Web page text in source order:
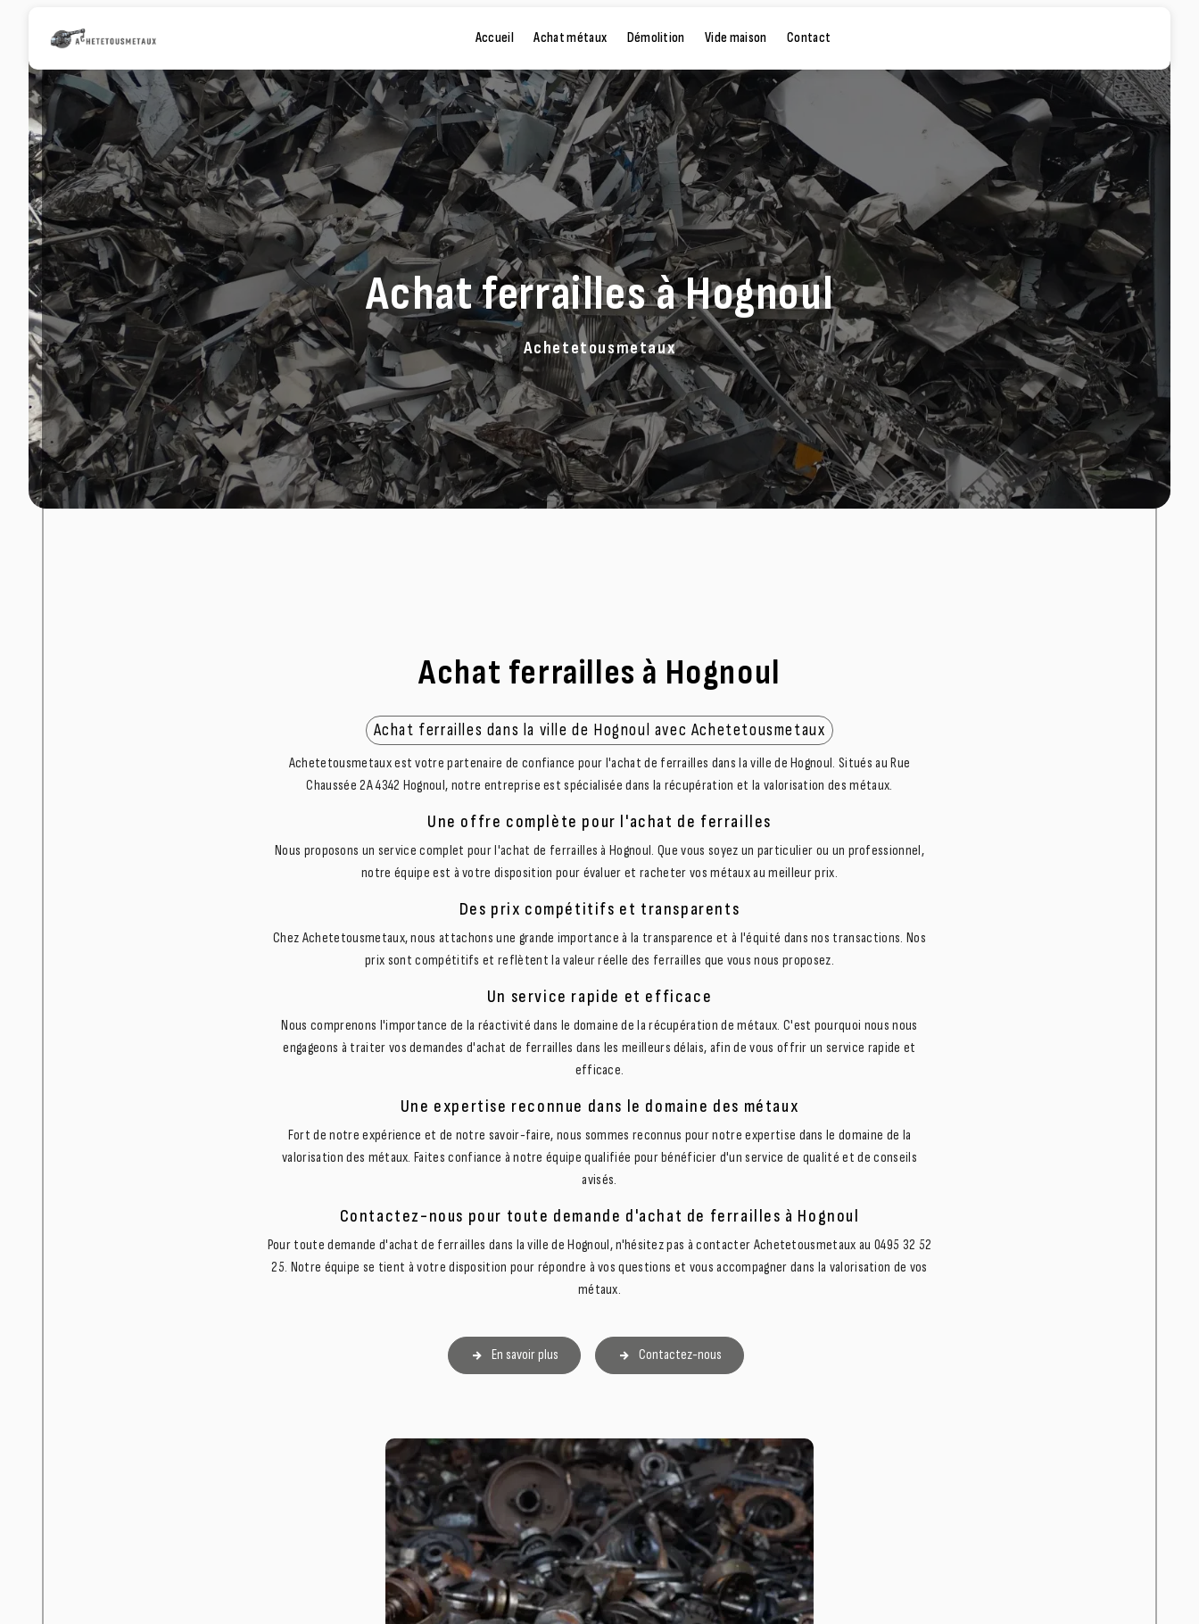
Accueil Achat métaux Démolition Vide maison Contact
Achat ferrailles à Hognoul
Achetetousmetaux
Achat ferrailles à Hognoul
Achat ferrailles dans la ville de Hognoul avec Achetetousmetaux
Achetetousmetaux est votre partenaire de confiance pour l'achat de ferrailles dans la ville de Hognoul. Situés au Rue
Chaussée 2A 4342 Hognoul, notre entreprise est spécialisée dans la récupération et la valorisation des métaux.
Une offre complète pour l'achat de ferrailles
Nous proposons un service complet pour l'achat de ferrailles à Hognoul. Que vous soyez un particulier ou un professionnel,
notre équipe est à votre disposition pour évaluer et racheter vos métaux au meilleur prix.
Des prix compétitifs et transparents
Chez Achetetousmetaux, nous attachons une grande importance à la transparence et à l'équité dans nos transactions. Nos
prix sont compétitifs et reflètent la valeur réelle des ferrailles que vous nous proposez.
Un service rapide et efficace
Nous comprenons l'importance de la réactivité dans le domaine de la récupération de métaux. C'est pourquoi nous nous
engageons à traiter vos demandes d'achat de ferrailles dans les meilleurs délais, afin de vous offrir un service rapide et
efficace.
Une expertise reconnue dans le domaine des métaux
Fort de notre expérience et de notre savoir-faire, nous sommes reconnus pour notre expertise dans le domaine de la
valorisation des métaux. Faites confiance à notre équipe qualifiée pour bénéficier d'un service de qualité et de conseils
avisés.
Contactez-nous pour toute demande d'achat de ferrailles à Hognoul
Pour toute demande d'achat de ferrailles dans la ville de Hognoul, n'hésitez pas à contacter Achetetousmetaux au 0495 32 52
25. Notre équipe se tient à votre disposition pour répondre à vos questions et vous accompagner dans la valorisation de vos
métaux.
En savoir plus Contactez-nous